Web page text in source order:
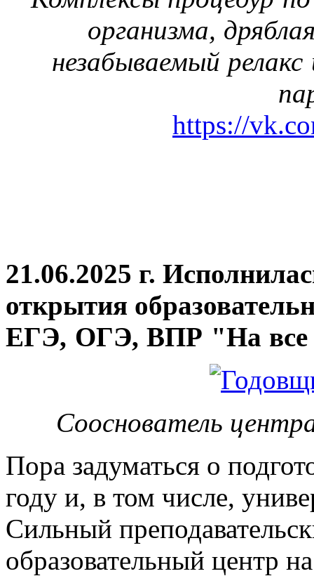
организма,
незабываемый
https://
21.06.2025 г.
открытия
ЕГЭ, ОГЭ, ВПР "На все
Сооснователь
Пора задуматься о
году и, в том числе,
Сильный
образовательный центр